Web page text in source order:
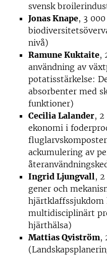
svensk
Jonas Knape, 3
nivå)
Ramune Kuktaite,
användning av
potatisstärkelse:
absorbenter med
funktioner)
Cecilia Lalander,
ekonomi i
ackumulering av
Ingrid Ljungvall,
gener och
multidisciplinärt
hjärthälsa)
Mattias Qviström,